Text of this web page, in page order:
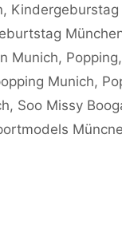
, Kindergeburstag
Munich, Popping,
Munich,
, Soo Missy